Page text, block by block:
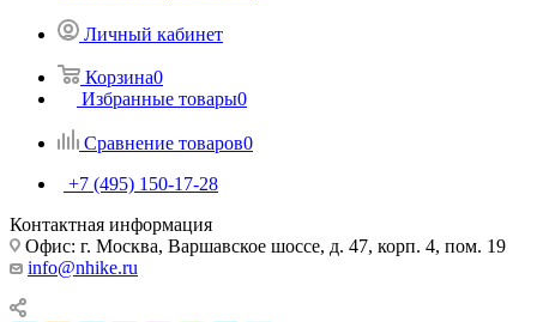
Личный кабинет
Корзина0
Избранные товары0
Сравнение товаров0
+7 (495) 150-17-28
Контактная информация
Офис: г. Москва, Варшавское шоссе, д. 47, корп. 4, пом. 19
info@nhike.ru